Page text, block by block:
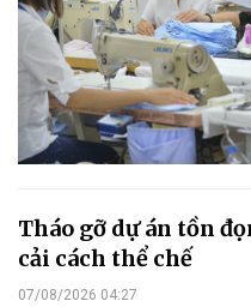
Tháo gỡ dự án tồn
cải cách thể chế
07/08/2026 04:27